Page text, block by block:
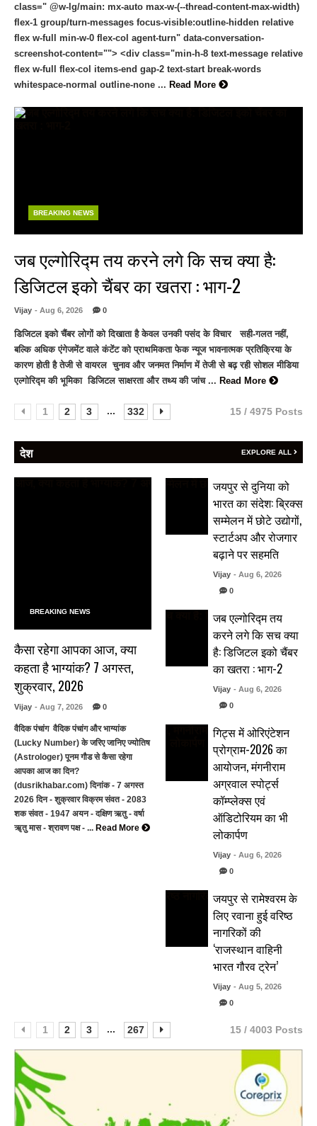
class=" @w-lg/main: mx-auto max-w-(--thread-content-max-width)
flex-1 group/turn-messages focus-visible:outline-hidden relative
flex w-full min-w-0 flex-col agent-turn" data-conversation-
screenshot-content=""> <div class="min-h-8 text-message relative
flex w-full flex-col items-end gap-2 text-start break-words
whitespace-normal outline-none ... Read More
BREAKING NEWS
जब एल्गोरिद्म तय करने लगे कि सच क्या है:
डिजिटल इको चैंबर का खतरा : भाग-2
Vijay - Aug 6, 2026 0
डिजिटल इको चैंबर लोगों को दिखाता है केवल उनकी पसंद के विचार सही-गलत नहीं,
बल्कि अधिक एंगेजमेंट वाले कंटेंट को प्राथमिकता फेक न्यूज भावनात्मक प्रतिक्रिया के
कारण होती है तेजी से वायरल चुनाव और जनमत निर्माण में तेजी से बढ़ रही सोशल मीडिया
एल्गोरिद्म की भूमिका डिजिटल साक्षरता और तथ्य की जांच ... Read More
1 2 3 ... 332 15 / 4975 Posts
देश EXPLORE ALL
BREAKING NEWS
कैसा रहेगा आपका आज, क्या
कहता है भाग्यांक? 7 अगस्त,
शुक्रवार, 2026
Vijay - Aug 7, 2026 0
वैदिक पंचांग वैदिक पंचांग और भाग्यांक
(Lucky Number) के जरिए जानिए ज्योतिष
(Astrologer) पूनम गौड से कैसा रहेगा
आपका आज का दिन?
(dusrikhabar.com) दिनांक - 7 अगस्त
2026 दिन - शुक्रवार विक्रम संवत - 2083
शक संवत - 1947 अयन - दक्षिण ऋतु - वर्षा
ॠतु मास - श्रावण पक्ष - ... Read More
जयपुर से दुनिया को
भारत का संदेश: ब्रिक्स
सम्मेलन में छोटे उद्योगों,
स्टार्टअप और रोजगार
बढ़ाने पर सहमति
Vijay - Aug 6, 2026
0
जब एल्गोरिद्म तय
करने लगे कि सच क्या
है: डिजिटल इको चैंबर
का खतरा : भाग-2
Vijay - Aug 6, 2026
0
गिट्स में ओरिएंटेशन
प्रोग्राम-2026 का
आयोजन, मंगनीराम
अग्रवाल स्पोर्ट्स
कॉम्प्लेक्स एवं
ऑडिटोरियम का भी
लोकार्पण
Vijay - Aug 6, 2026
0
जयपुर से रामेश्वरम के
लिए रवाना हुई वरिष्ठ
नागरिकों की
‘राजस्थान वाहिनी
भारत गौरव ट्रेन’
Vijay - Aug 5, 2026
0
1 2 3 ... 267 15 / 4003 Posts